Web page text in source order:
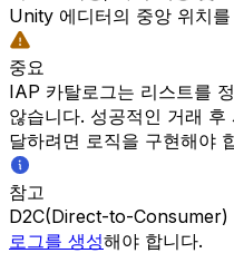
Unity 에디터의 중앙 위치
중요
IAP 카탈로그는 리스트를
않습니다. 성공적인 거래
달하려면 로직을 구현해야
참고
D2C(Direct-to-Consumer)
로그를 생성해야 합니다.